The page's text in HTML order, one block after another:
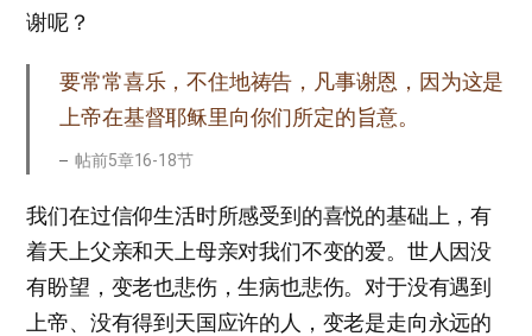
谢呢？
要常常喜乐，不住地祷告，凡事谢恩，因为这是
上帝在基督耶稣里向你们所定的旨意。
帖前5章16-18节
我们在过信仰生活时所感受到的喜悦的基础上，有
着天上父亲和天上母亲对我们不变的爱。世人因没
有盼望，变老也悲伤，生病也悲伤。对于没有遇到
上帝、没有得到天国应许的人，变老是走向永远的